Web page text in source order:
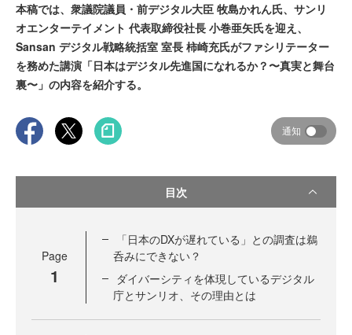
本稿では、衆議院議員・前デジタル大臣 牧島かれん氏、サンリ
オエンターテイメント 代表取締役社長 小巻亜矢氏を迎え、
Sansan デジタル戦略統括室 室長 柿崎充氏がファシリテーター
を務めた講演「日本はデジタル先進国になれるか？〜真実と舞台
裏〜」の内容を紹介する。
通知
目次
Page
1
「日本のDXが遅れている」との調査は鵜
呑みにできない？
ダイバーシティを体現しているデジタル
庁とサンリオ、その理由とは